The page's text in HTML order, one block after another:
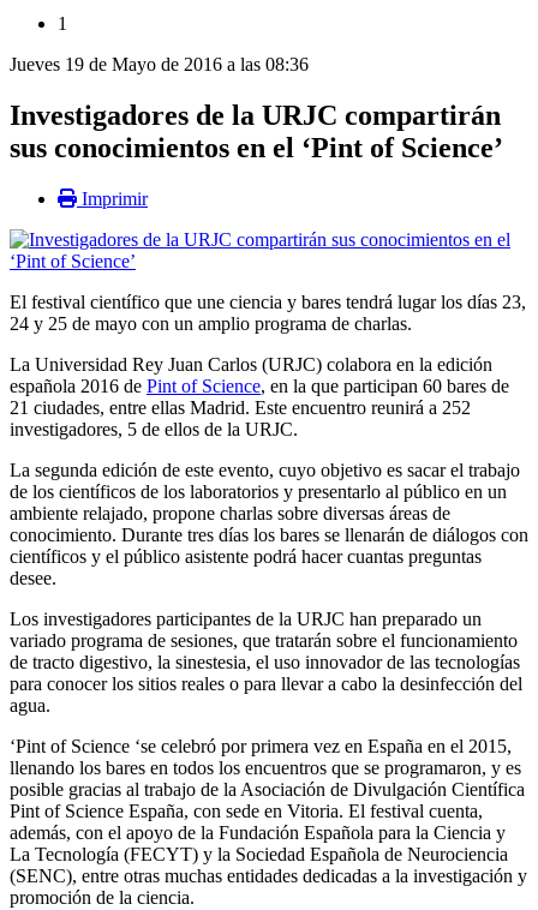
1
Jueves 19 de Mayo de 2016 a las 08:36
Investigadores de la URJC compartirán
sus conocimientos en el ‘Pint of Science’
Imprimir
El festival científico que une ciencia y bares tendrá lugar los días 23,
24 y 25 de mayo con un amplio programa de charlas.
La Universidad Rey Juan Carlos (URJC) colabora en la edición
española 2016 de Pint of Science, en la que participan 60 bares de
21 ciudades, entre ellas Madrid. Este encuentro reunirá a 252
investigadores, 5 de ellos de la URJC.
La segunda edición de este evento, cuyo objetivo es sacar el trabajo
de los científicos de los laboratorios y presentarlo al público en un
ambiente relajado, propone charlas sobre diversas áreas de
conocimiento. Durante tres días los bares se llenarán de diálogos con
científicos y el público asistente podrá hacer cuantas preguntas
desee.
Los investigadores participantes de la URJC han preparado un
variado programa de sesiones, que tratarán sobre el funcionamiento
de tracto digestivo, la sinestesia, el uso innovador de las tecnologías
para conocer los sitios reales o para llevar a cabo la desinfección del
agua.
‘Pint of Science ‘se celebró por primera vez en España en el 2015,
llenando los bares en todos los encuentros que se programaron, y es
posible gracias al trabajo de la Asociación de Divulgación Científica
Pint of Science España, con sede en Vitoria. El festival cuenta,
además, con el apoyo de la Fundación Española para la Ciencia y
La Tecnología (FECYT) y la Sociedad Española de Neurociencia
(SENC), entre otras muchas entidades dedicadas a la investigación y
promoción de la ciencia.